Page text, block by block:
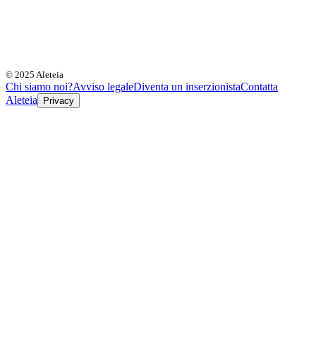
© 2025 Aleteia
Chi siamo noi?Avviso legaleDiventa un inserzionistaContatta
Aleteia
Privacy